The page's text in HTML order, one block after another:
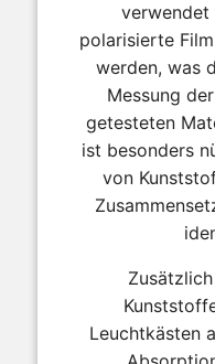
verwendet
polarisierte
werden, was
Messung
getesteten
ist besonders
von
Leuchtkästen